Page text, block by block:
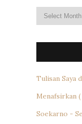
Tulisan Saya
Menafsirkan
Soekarno -